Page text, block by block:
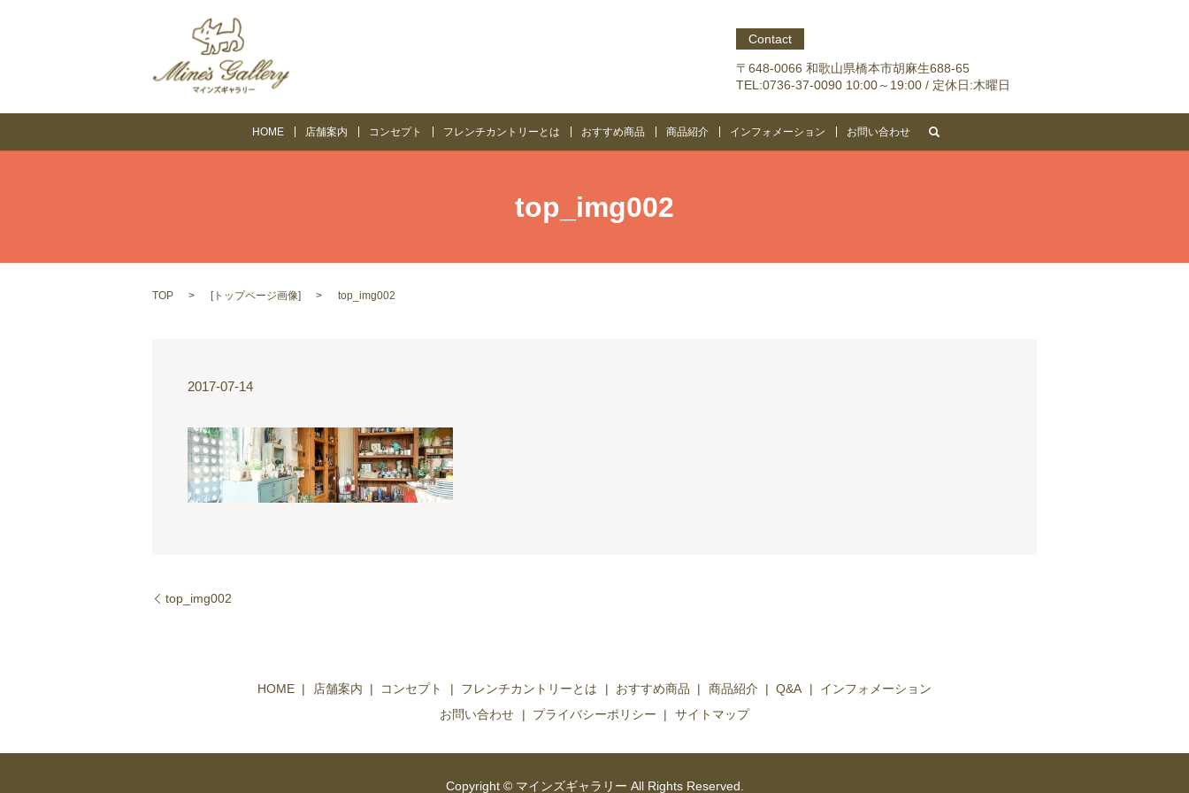
Contact
〒648-0066 和歌山県橋本市胡麻生688-65
TEL:0736-37-0090 10:00～19:00 / 定休日:木曜日
HOME 店舗案内 コンセプト フレンチカントリーとは おすすめ商品 商品紹介 インフォメーション お問い合わせ
top_img002
TOP [トップページ画像] top_img002
2017-07-14
top_img002
HOME 店舗案内 コンセプト フレンチカントリーとは おすすめ商品 商品紹介 Q&A
インフォメーション
お問い合わせ
プライバシーポリシー サイトマップ
Copyright © マインズギャラリー All Rights Reserved.